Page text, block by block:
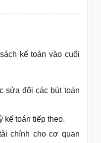
kế toán vào cuối
sửa đổi các bút toán
kế toán tiếp theo.
chính cho cơ quan